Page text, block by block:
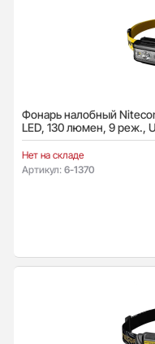
Фонарь налобный
LED, 130 люмен, 9 реж.,
Нет на складе
Артикул: 6-1370